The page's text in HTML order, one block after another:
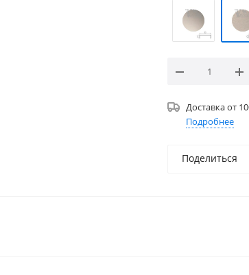
Доставка от
Подробнее
Поделиться